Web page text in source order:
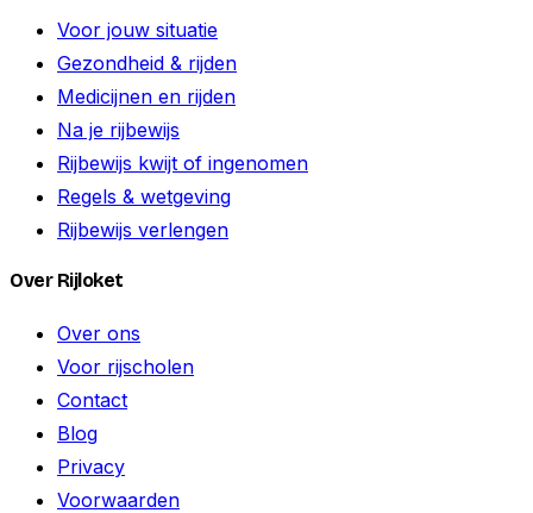
Voor jouw situatie
Gezondheid & rijden
Medicijnen en rijden
Na je rijbewijs
Rijbewijs kwijt of ingenomen
Regels & wetgeving
Rijbewijs verlengen
Over Rijloket
Over ons
Voor rijscholen
Contact
Blog
Privacy
Voorwaarden